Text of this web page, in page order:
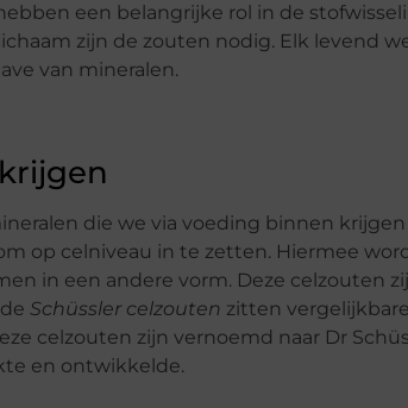
een belangrijke rol in de
zijn de zouten nodig. Elk levend
van mineralen.
die we via voeding binnen
op celniveau in te zetten. Hiermee
in een andere vorm. Deze celzouten
Schüssler celzouten zitten
celzouten zijn vernoemd naar Dr
en ontwikkelde.